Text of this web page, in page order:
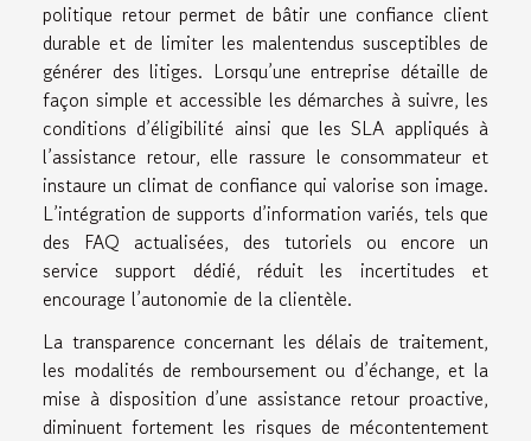
politique retour permet de bâtir une confiance client
durable et de limiter les malentendus susceptibles de
générer des litiges. Lorsqu’une entreprise détaille de
façon simple et accessible les démarches à suivre, les
conditions d’éligibilité ainsi que les SLA appliqués à
l’assistance retour, elle rassure le consommateur et
instaure un climat de confiance qui valorise son image.
L’intégration de supports d’information variés, tels que
des FAQ actualisées, des tutoriels ou encore un
service support dédié, réduit les incertitudes et
encourage l’autonomie de la clientèle.
La transparence concernant les délais de traitement,
les modalités de remboursement ou d’échange, et la
mise à disposition d’une assistance retour proactive,
diminuent fortement les risques de mécontentement